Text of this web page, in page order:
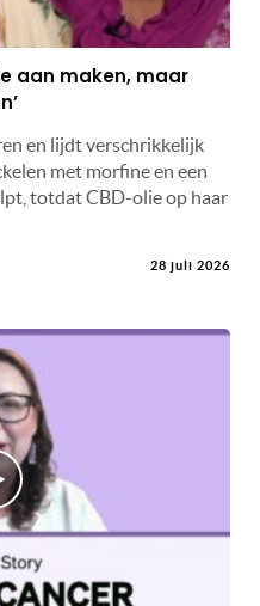
aan maken, maar
en lijdt verschrikkelijk
met morfine en een
totdat CBD-olie op haar
28 juli 2026